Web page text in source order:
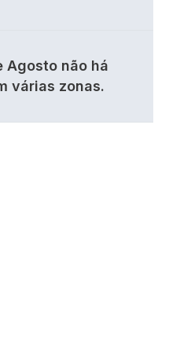
Agosto não há
várias zonas.